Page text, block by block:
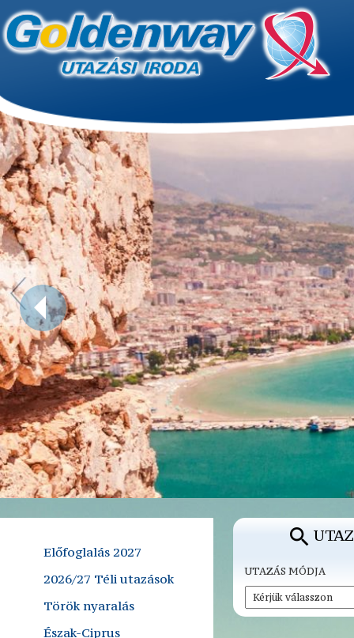
Előfoglalás 2027
2026/27 Téli utazások
Török nyaralás
Észak-Ciprus
UTAZÁS MÓDJA